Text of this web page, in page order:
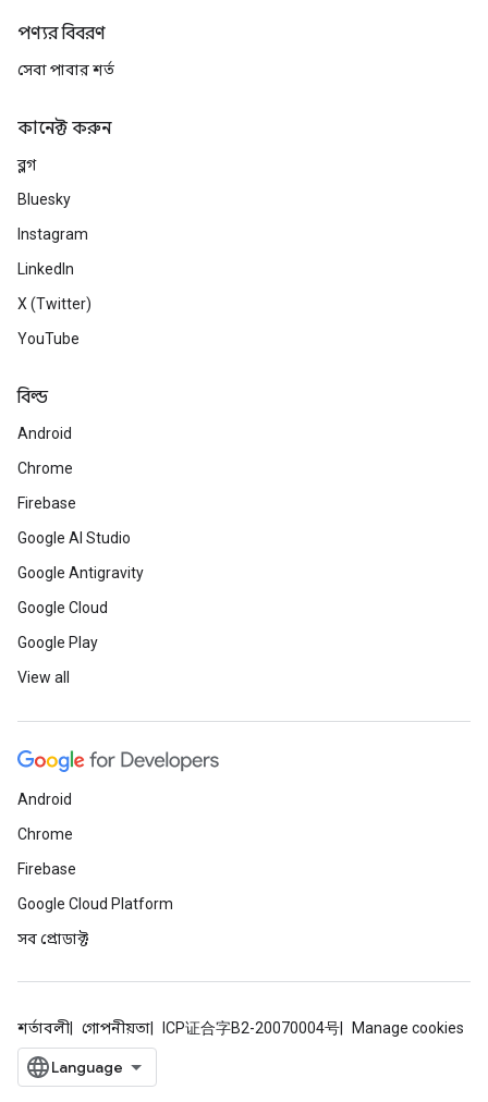
পণ্যর বিবরণ
সেবা পাবার শর্ত
কানেক্ট করুন
ব্লগ
Bluesky
Instagram
LinkedIn
X (Twitter)
YouTube
বিল্ড
Android
Chrome
Firebase
Google AI Studio
Google Antigravity
Google Cloud
Google Play
View all
Android
Chrome
Firebase
Google Cloud Platform
সব প্রোডাক্ট
শর্তাবলী গোপনীয়তা ICP证合字B2-20070004号 Manage cookies